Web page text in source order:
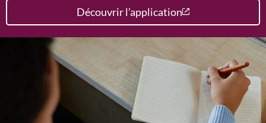
Découvrir l’application